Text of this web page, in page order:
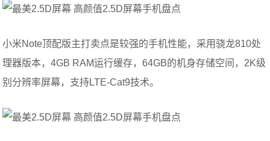
小米Note顶配版主打卖点是较强的手机性能，采用骁龙810处
理器版本，4GB RAM运行缓存，64GB的机身存储空间，2K级
别分辨率屏幕，支持LTE-Cat9技术。